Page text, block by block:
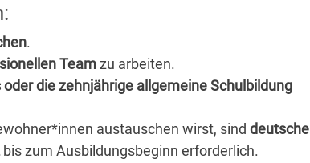
.
Teamzu arbeiten.
die zehnjährige allgemeine Schulbildung
austauschen wirst, sind deutsche
bis zum Ausbildungsbeginn erforderlich.